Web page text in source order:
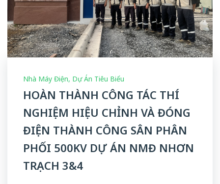
Nhà Máy Điện, Dự Án Tiêu Biểu
HOÀN THÀNH CÔNG TÁC THÍ
NGHIỆM HIỆU CHỈNH VÀ ĐÓNG
ĐIỆN THÀNH CÔNG SÂN PHÂN
PHỐI 500KV DỰ ÁN NMĐ NHƠN
TRẠCH 3&4